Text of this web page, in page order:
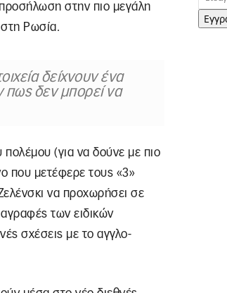
προσήλωση στην πιο μεγάλη
στη Ρωσία.
δείχνουν ένα
πως δεν μπορεί να
πολέμου (για να δούνε με πιο
που μετέφερε τους «3»
να προχωρήσει σε
των ειδικών
σχέσεις με το αγγλο-